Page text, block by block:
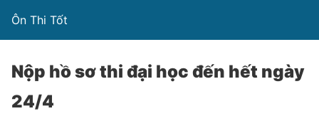
Ôn Thi Tốt
Nộp hồ sơ thi đại học đến hết ngày
24/4